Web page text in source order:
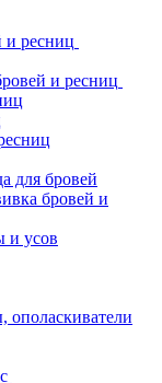
и ресниц
и ресниц
для бровей
бровей и
и усов
ополаскиватели